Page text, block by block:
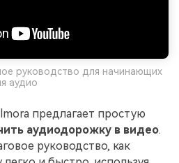
руководство для начинающих
аудио
предлагает простую
аудиодорожку в видео.
руководство, как